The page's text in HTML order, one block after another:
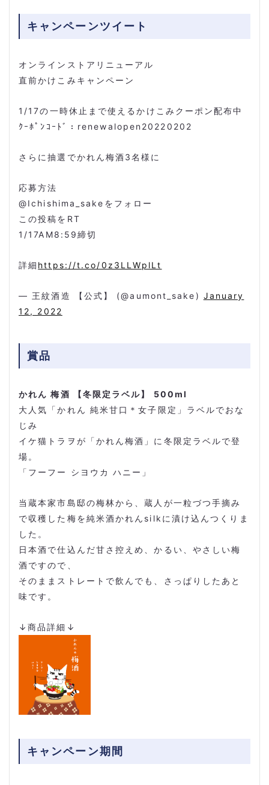
キャンペーンツイート
オンラインストアリニューアル
直前かけこみキャンペーン
1/17の一時休止まで使えるかけこみクーポン配布中
ｸｰﾎﾟﾝｺｰﾄﾞ：renewalopen20220202
さらに抽選でかれん梅酒3名様に
応募方法
@Ichishima_sakeをフォロー
この投稿をRT
1/17AM8:59締切
詳細 https://t.co/0z3LLWplLt
— 王紋酒造 【公式】 (@aumont_sake) January
12, 2022
賞品
かれん 梅酒 【冬限定ラベル】 500ml
大人気「かれん 純米甘口＊女子限定」ラベルでおな
じみ
イケ猫トラヲが「かれん梅酒」に冬限定ラベルで登
場。
「フーフー シヨウカ ハニー」
当蔵本家市島邸の梅林から、蔵人が一粒づつ手摘み
で収穫した梅を純米酒かれんsilkに漬け込んつくりま
した。
日本酒で仕込んだ甘さ控えめ、かるい、やさしい梅
酒ですので、
そのままストレートで飲んでも、さっぱりしたあと
味です。
↓商品詳細↓
キャンペーン期間